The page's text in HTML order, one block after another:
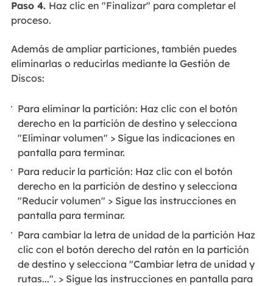
Paso 4. Haz clic en "Finalizar" para completar el
proceso.
Además de ampliar particiones, también puedes
eliminarlas o reducirlas mediante la Gestión de
Discos:
Para eliminar la partición: Haz clic con el botón
derecho en la partición de destino y selecciona
"Eliminar volumen" > Sigue las indicaciones en
pantalla para terminar.
Para reducir la partición: Haz clic con el botón
derecho en la partición de destino y selecciona
"Reducir volumen" > Sigue las instrucciones en
pantalla para terminar.
Para cambiar la letra de unidad de la partición Haz
clic con el botón derecho del ratón en la partición
de destino y selecciona "Cambiar letra de unidad y
rutas...". > Sigue las instrucciones en pantalla para